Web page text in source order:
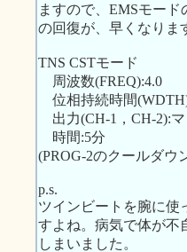
ますので、EMSモー
の回復が、早くなりま
TNS CSTモード
周波数(FREQ):4.0
位相持続時間
出力(CH-1，CH-2):
時間:5分
(PROG-2のクールダウ
p.s.
ツインビートを腕に使
すよね。病気で体が不
しまいました。